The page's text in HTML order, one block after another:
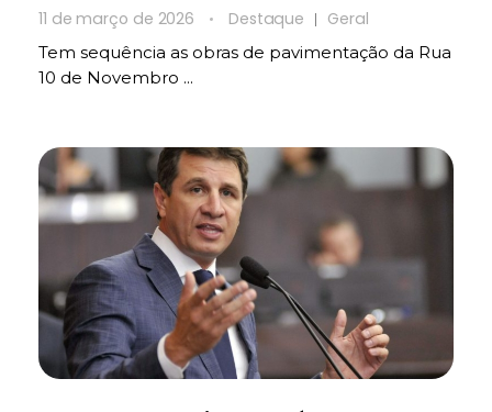
11 de março de 2026 Destaque Geral
Tem sequência as obras de pavimentação da Rua
10 de Novembro ...